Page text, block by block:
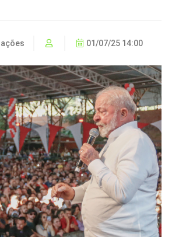
01/07/25 14:00